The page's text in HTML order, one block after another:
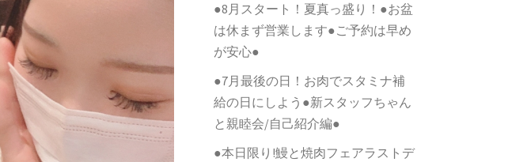
●8月スタート！夏真っ盛り！●お盆
は休まず営業します●ご予約は早め
が安心●
●7月最後の日！お肉でスタミナ補
給の日にしよう●新スタッフちゃん
と親睦会/自己紹介編●
●本日限り!鰻と焼肉フェアラストデ